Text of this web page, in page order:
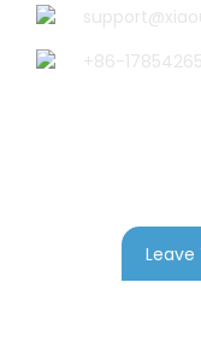
+86-
Leave